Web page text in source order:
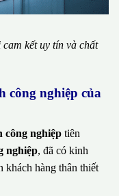
kết uy tín và chất
công nghiệp của
công nghiệp tiên
nghiệp, đã có kinh
khách hàng thân thiết